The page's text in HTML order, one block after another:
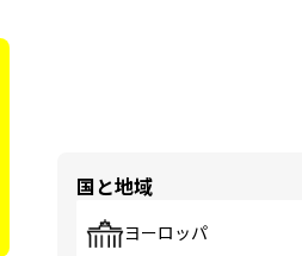
国と地域
ヨーロッパ